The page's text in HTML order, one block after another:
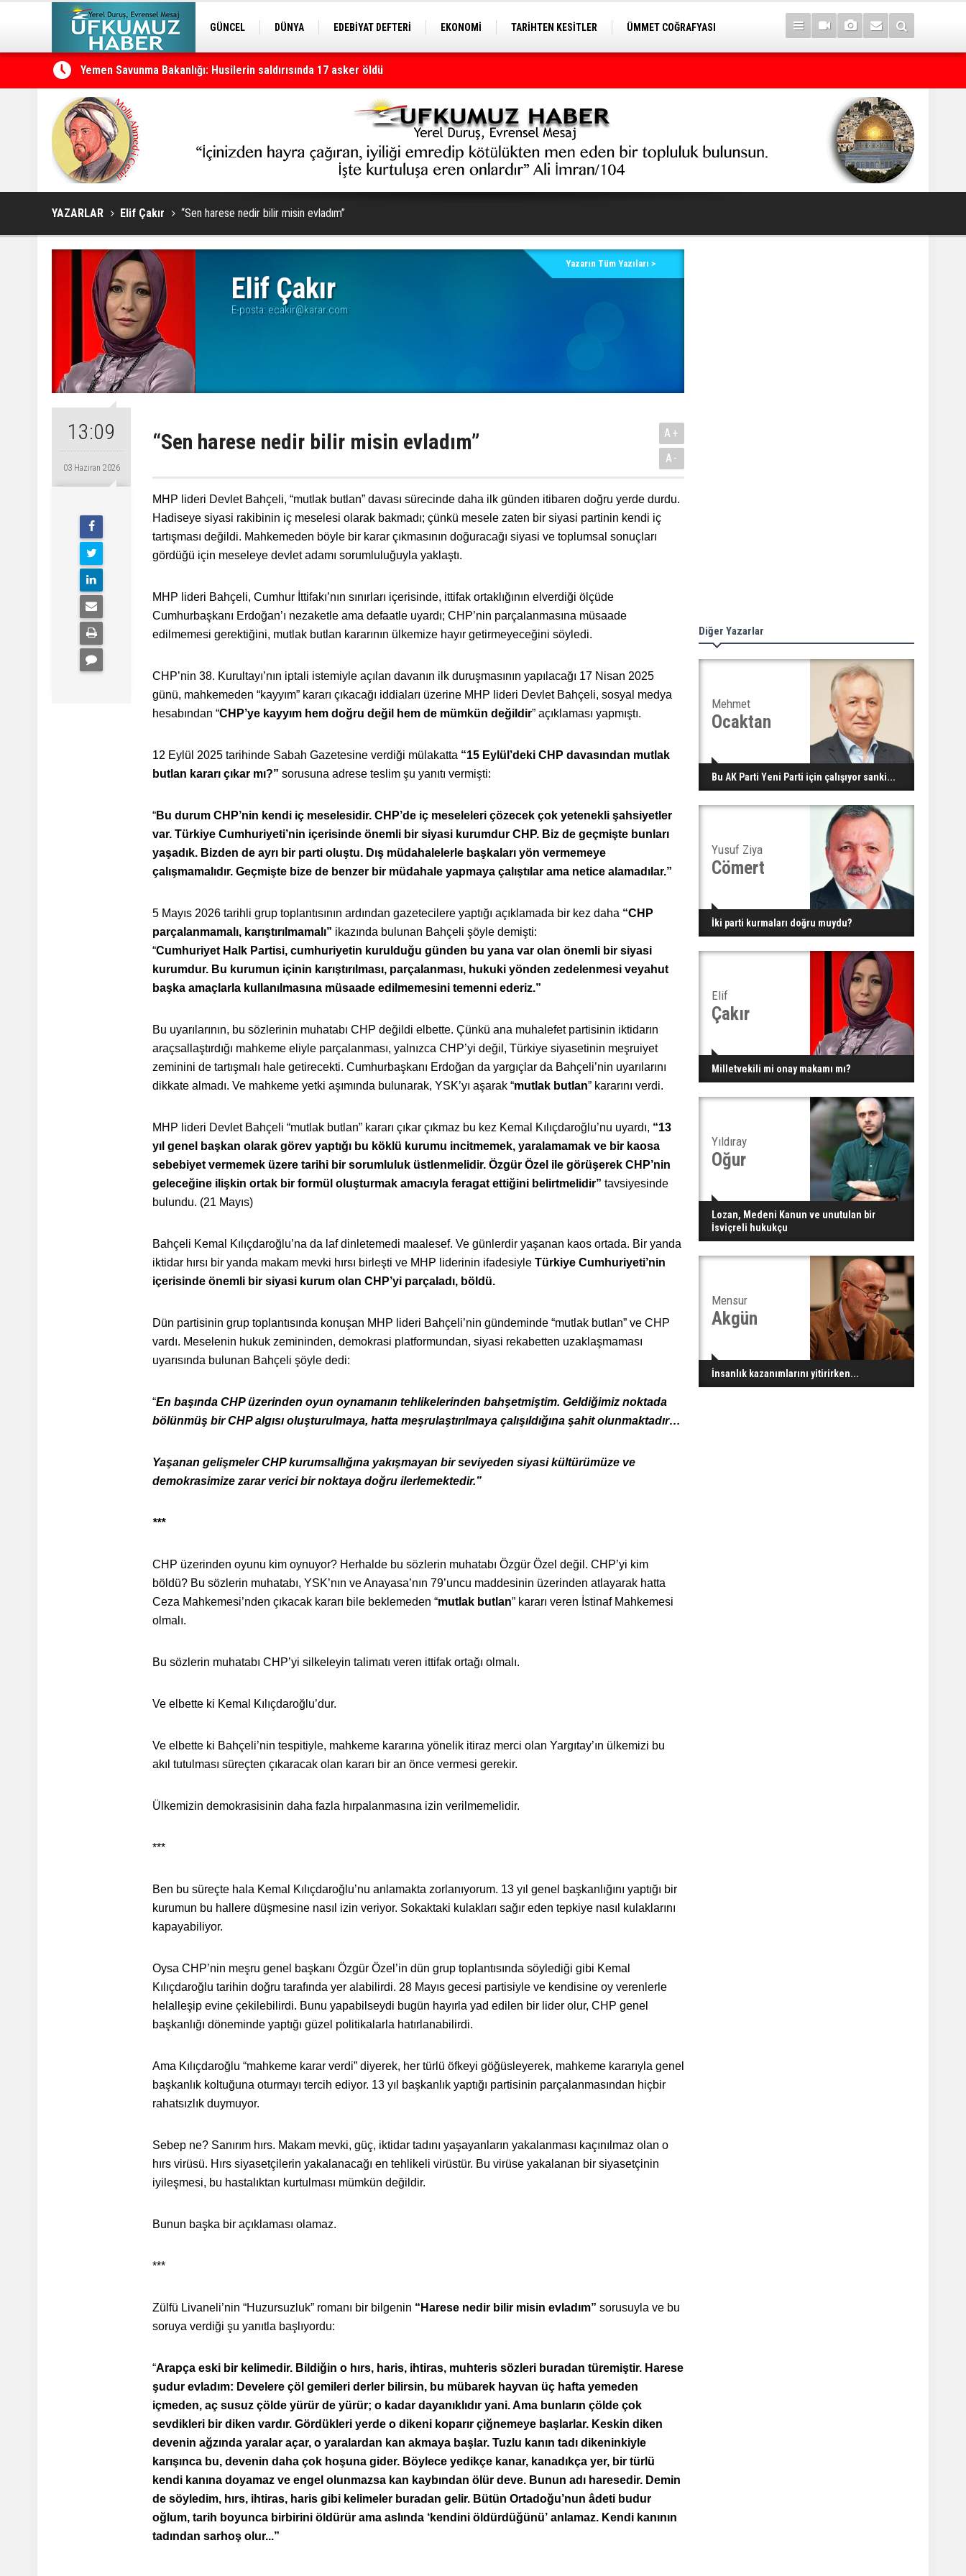
GÜNCEL DÜNYA EDEBİYAT DEFTERİ EKONOMİ TARİHTEN KESİTLER
ÜMMET COĞRAFYASI
Yemen Savunma Bakanlığı: Husilerin saldırısında 17 asker öldü
Neçirvan Barzani: Silahın yalnızca devletin elinde toplanması kararı uygulanmalı
YAZARLAR Elif Çakır “Sen harese nedir bilir misin evladım”
Elif Çakır
E-posta: ecakir@karar.com
Yazarın Tüm Yazıları >
13:09
03 Haziran 2026
“Sen harese nedir bilir misin evladım”
A+
A-
MHP lideri Devlet Bahçeli, “mutlak butlan” davası sürecinde daha ilk günden itibaren doğru yerde durdu.
Hadiseye siyasi rakibinin iç meselesi olarak bakmadı; çünkü mesele zaten bir siyasi partinin kendi iç
tartışması değildi. Mahkemeden böyle bir karar çıkmasının doğuracağı siyasi ve toplumsal sonuçları
gördüğü için meseleye devlet adamı sorumluluğuyla yaklaştı.
MHP lideri Bahçeli, Cumhur İttifakı’nın sınırları içerisinde, ittifak ortaklığının elverdiği ölçüde
Cumhurbaşkanı Erdoğan’ı nezaketle ama defaatle uyardı; CHP’nin parçalanmasına müsaade
edilmemesi gerektiğini, mutlak butlan kararının ülkemize hayır getirmeyeceğini söyledi.
CHP’nin 38. Kurultayı’nın iptali istemiyle açılan davanın ilk duruşmasının yapılacağı 17 Nisan 2025
günü, mahkemeden “kayyım” kararı çıkacağı iddiaları üzerine MHP lideri Devlet Bahçeli, sosyal medya
hesabından “CHP’ye kayyım hem doğru değil hem de mümkün değildir” açıklaması yapmıştı.
12 Eylül 2025 tarihinde Sabah Gazetesine verdiği mülakatta “15 Eylül’deki CHP davasından mutlak
butlan kararı çıkar mı?” sorusuna adrese teslim şu yanıtı vermişti:
“Bu durum CHP’nin kendi iç meselesidir. CHP’de iç meseleleri çözecek çok yetenekli şahsiyetler
var. Türkiye Cumhuriyeti’nin içerisinde önemli bir siyasi kurumdur CHP. Biz de geçmişte bunları
yaşadık. Bizden de ayrı bir parti oluştu. Dış müdahalelerle başkaları yön vermemeye
çalışmamalıdır. Geçmişte bize de benzer bir müdahale yapmaya çalıştılar ama netice alamadılar.”
5 Mayıs 2026 tarihli grup toplantısının ardından gazetecilere yaptığı açıklamada bir kez daha “CHP
parçalanmamalı, karıştırılmamalı” ikazında bulunan Bahçeli şöyle demişti:
“Cumhuriyet Halk Partisi, cumhuriyetin kurulduğu günden bu yana var olan önemli bir siyasi
kurumdur. Bu kurumun içinin karıştırılması, parçalanması, hukuki yönden zedelenmesi veyahut
başka amaçlarla kullanılmasına müsaade edilmemesini temenni ederiz.”
Bu uyarılarının, bu sözlerinin muhatabı CHP değildi elbette. Çünkü ana muhalefet partisinin iktidarın
araçsallaştırdığı mahkeme eliyle parçalanması, yalnızca CHP’yi değil, Türkiye siyasetinin meşruiyet
zeminini de tartışmalı hale getirecekti. Cumhurbaşkanı Erdoğan da yargıçlar da Bahçeli’nin uyarılarını
dikkate almadı. Ve mahkeme yetki aşımında bulunarak, YSK’yı aşarak “mutlak butlan” kararını verdi.
MHP lideri Devlet Bahçeli “mutlak butlan” kararı çıkar çıkmaz bu kez Kemal Kılıçdaroğlu’nu uyardı, “13
yıl genel başkan olarak görev yaptığı bu köklü kurumu incitmemek, yaralamamak ve bir kaosa
sebebiyet vermemek üzere tarihi bir sorumluluk üstlenmelidir. Özgür Özel ile görüşerek CHP’nin
geleceğine ilişkin ortak bir formül oluşturmak amacıyla feragat ettiğini belirtmelidir” tavsiyesinde
bulundu. (21 Mayıs)
Bahçeli Kemal Kılıçdaroğlu’na da laf dinletemedi maalesef. Ve günlerdir yaşanan kaos ortada. Bir yanda
iktidar hırsı bir yanda makam mevki hırsı birleşti ve MHP liderinin ifadesiyle Türkiye Cumhuriyeti’nin
içerisinde önemli bir siyasi kurum olan CHP’yi parçaladı, böldü.
Dün partisinin grup toplantısında konuşan MHP lideri Bahçeli’nin gündeminde “mutlak butlan” ve CHP
vardı. Meselenin hukuk zemininden, demokrasi platformundan, siyasi rekabetten uzaklaşmaması
uyarısında bulunan Bahçeli şöyle dedi:
“En başında CHP üzerinden oyun oynamanın tehlikelerinden bahşetmiştim. Geldiğimiz noktada
bölünmüş bir CHP algısı oluşturulmaya, hatta meşrulaştırılmaya çalışıldığına şahit olunmaktadır…
Yaşanan gelişmeler CHP kurumsallığına yakışmayan bir seviyeden siyasi kültürümüze ve
demokrasimize zarar verici bir noktaya doğru ilerlemektedir.”
***
CHP üzerinden oyunu kim oynuyor? Herhalde bu sözlerin muhatabı Özgür Özel değil. CHP’yi kim
böldü? Bu sözlerin muhatabı, YSK’nın ve Anayasa’nın 79’uncu maddesinin üzerinden atlayarak hatta
Ceza Mahkemesi’nden çıkacak kararı bile beklemeden “mutlak butlan” kararı veren İstinaf Mahkemesi
olmalı.
Bu sözlerin muhatabı CHP’yi silkeleyin talimatı veren ittifak ortağı olmalı.
Ve elbette ki Kemal Kılıçdaroğlu’dur.
Ve elbette ki Bahçeli’nin tespitiyle, mahkeme kararına yönelik itiraz merci olan Yargıtay’ın ülkemizi bu
akıl tutulması süreçten çıkaracak olan kararı bir an önce vermesi gerekir.
Ülkemizin demokrasisinin daha fazla hırpalanmasına izin verilmemelidir.
***
Ben bu süreçte hala Kemal Kılıçdaroğlu’nu anlamakta zorlanıyorum. 13 yıl genel başkanlığını yaptığı bir
kurumun bu hallere düşmesine nasıl izin veriyor. Sokaktaki kulakları sağır eden tepkiye nasıl kulaklarını
kapayabiliyor.
Oysa CHP’nin meşru genel başkanı Özgür Özel’in dün grup toplantısında söylediği gibi Kemal
Kılıçdaroğlu tarihin doğru tarafında yer alabilirdi. 28 Mayıs gecesi partisiyle ve kendisine oy verenlerle
helalleşip evine çekilebilirdi. Bunu yapabilseydi bugün hayırla yad edilen bir lider olur, CHP genel
başkanlığı döneminde yaptığı güzel politikalarla hatırlanabilirdi.
Ama Kılıçdaroğlu “mahkeme karar verdi” diyerek, her türlü öfkeyi göğüsleyerek, mahkeme kararıyla genel
başkanlık koltuğuna oturmayı tercih ediyor. 13 yıl başkanlık yaptığı partisinin parçalanmasından hiçbir
rahatsızlık duymuyor.
Sebep ne? Sanırım hırs. Makam mevki, güç, iktidar tadını yaşayanların yakalanması kaçınılmaz olan o
hırs virüsü. Hırs siyasetçilerin yakalanacağı en tehlikeli virüstür. Bu virüse yakalanan bir siyasetçinin
iyileşmesi, bu hastalıktan kurtulması mümkün değildir.
Bunun başka bir açıklaması olamaz.
***
Zülfü Livaneli’nin “Huzursuzluk” romanı bir bilgenin “Harese nedir bilir misin evladım” sorusuyla ve bu
soruya verdiği şu yanıtla başlıyordu:
“Arapça eski bir kelimedir. Bildiğin o hırs, haris, ihtiras, muhteris sözleri buradan türemiştir. Harese
şudur evladım: Develere çöl gemileri derler bilirsin, bu mübarek hayvan üç hafta yemeden
içmeden, aç susuz çölde yürür de yürür; o kadar dayanıklıdır yani. Ama bunların çölde çok
sevdikleri bir diken vardır. Gördükleri yerde o dikeni koparır çiğnemeye başlarlar. Keskin diken
devenin ağzında yaralar açar, o yaralardan kan akmaya başlar. Tuzlu kanın tadı dikeninkiyle
karışınca bu, devenin daha çok hoşuna gider. Böylece yedikçe kanar, kanadıkça yer, bir türlü
kendi kanına doyamaz ve engel olunmazsa kan kaybından ölür deve. Bunun adı haresedir. Demin
de söyledim, hırs, ihtiras, haris gibi kelimeler buradan gelir. Bütün Ortadoğu’nun âdeti budur
oğlum, tarih boyunca birbirini öldürür ama aslında ‘kendini öldürdüğünü’ anlamaz. Kendi kanının
tadından sarhoş olur...”
Diğer Yazarlar
Mehmet
Ocaktan
Bu AK Parti Yeni Parti için çalışıyor sanki...
Yusuf Ziya
Cömert
İki parti kurmaları doğru muydu?
Elif
Çakır
Milletvekili mi onay makamı mı?
Yıldıray
Oğur
Lozan, Medeni Kanun ve unutulan bir
İsviçreli hukukçu
Mensur
Akgün
İnsanlık kazanımlarını yitirirken...